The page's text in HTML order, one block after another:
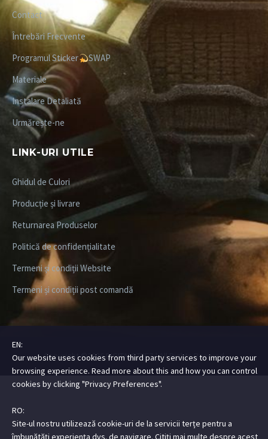
Contact
Întrebări Frecvente
Programul Sticker
SWAP
Materiale
Instalare Detaliată
Urmărește-ne
LINK-URI UTILE
Ghidul de Culori
Producție și livrare
Returnarea Produselor
Politică de confidențialitate
Termeni și condiții Website
Termeni și condiții post comandă
Copyright ©2026 DIGITALSTEEZ| All Rights Rserved
EN:
Our website uses cookies from third party services to improve your
browsing experience. Read more about this and how you can control
cookies by clicking "Privacy Preferences".
RO:
Site-ul nostru utilizează cookie-uri de la servicii terțe pentru a
îmbunătăți experiența dvs. de navigare. Citiți mai multe despre acest